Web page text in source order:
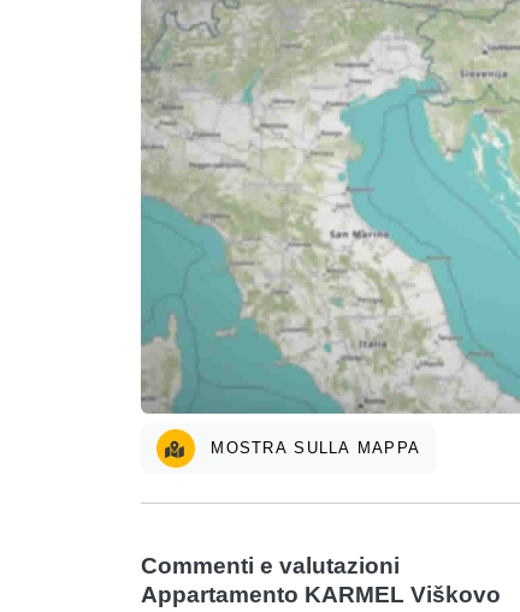
MOSTRA SULLA MAPPA
Commenti e valutazioni
Appartamento KARMEL Viškovo